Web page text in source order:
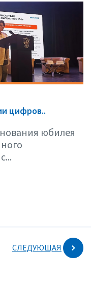
цифров..
юбилея
СЛЕДУЮЩАЯ